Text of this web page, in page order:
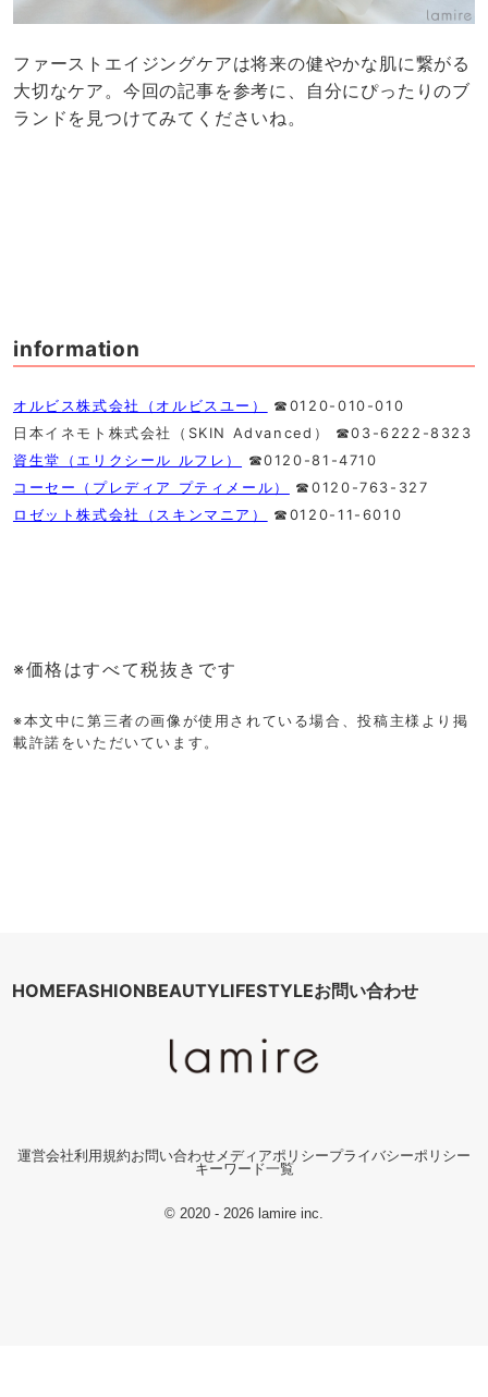
ファーストエイジングケアは将来の健やかな肌に繋がる
大切なケア。今回の記事を参考に、自分にぴったりのブ
ランドを見つけてみてくださいね。
information
オルビス株式会社（オルビスユー）
☎︎0120-010-010
日本イネモト株式会社（SKIN Advanced） ☎︎03-6222-8323
資生堂（エリクシール ルフレ）
☎︎0120-81-4710
コーセー（プレディア プティメール）
☎︎0120-763-327
ロゼット株式会社（スキンマニア）
☎︎0120-11-6010
※価格はすべて税抜きです
※本文中に第三者の画像が使用されている場合、投稿主様より掲
載許諾をいただいています。
HOMEFASHIONBEAUTYLIFESTYLEお問い合わせ
運営会社利用規約お問い合わせメディアポリシープライバシーポリシー
キーワード一覧
© 2020 - 2026 lamire inc.